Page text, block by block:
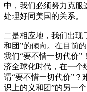
中，我们必须努力克服
处理好同美国的关系。
二是相应地，我们出现
和团”的倾向。在目前
我们“要不惜一切代价”
济全球化时代，在一个
谓“要不惜一切代价”？
识上的义和团”的另一